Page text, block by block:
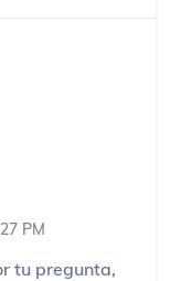
PM
tu pregunta,